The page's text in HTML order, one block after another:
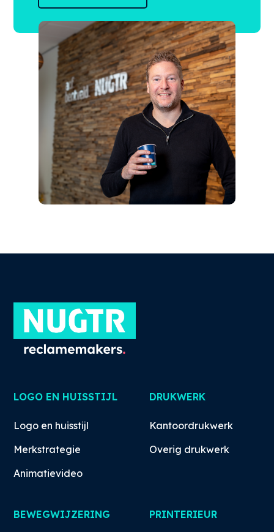
LOGO EN HUISSTIJL
Logo en huisstijl
Merkstrategie
Animatievideo
DRUKWERK
Kantoordrukwerk
Overig drukwerk
BEWEGWIJZERING PRINTERIEUR